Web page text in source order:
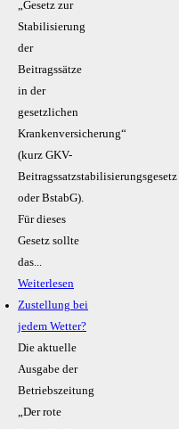
„Gesetz zur
Stabilisierung
der
Beitragssätze
in der
gesetzlichen
Krankenversicherung“
(kurz GKV-
Beitragssatzstabilisierungsgesetz
oder BstabG).
Für dieses
Gesetz sollte
das...
Weiterlesen
Zustellung bei
jedem Wetter?
Die aktuelle
Ausgabe der
Betriebszeitung
„Der rote